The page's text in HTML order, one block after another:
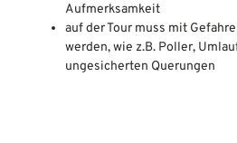
Aufmerksamkeit
auf der Tour muss mit
werden, wie z.B. Poller,
ungesicherten Querungen